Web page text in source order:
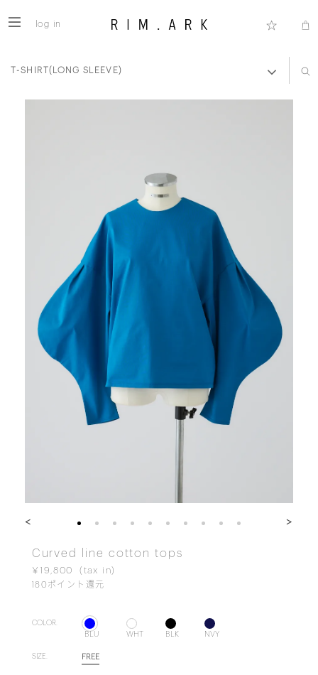
log in
T-SHIRT(LONG SLEEVE)
< >
Curved line cotton tops
￥19,800
180 ポイント還元
COLOR.
BLU WHT BLK NVY
SIZE. FREE